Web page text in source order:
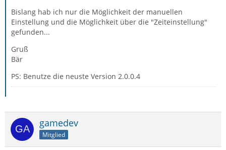
Bislang hab ich nur die Möglichkeit der manuellen
Einstellung und die Möglichkeit über die "Zeiteinstellung"
gefunden...
Gruß
Bär
PS: Benutze die neuste Version 2.0.0.4
gamedev
Mitglied